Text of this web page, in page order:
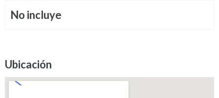
No incluye
Ubicación